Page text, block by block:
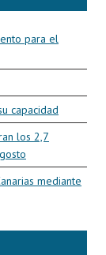
para el
capacidad
los 2,7
mediante